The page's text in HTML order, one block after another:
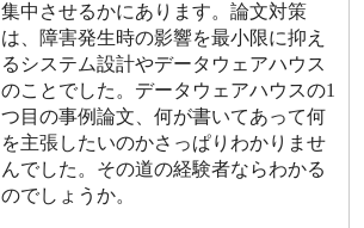
集中させるかにあります。論文対策
は、障害発生時の影響を最小限に抑え
るシステム設計やデータウェアハウス
のことでした。データウェアハウスの1
つ目の事例論文、何が書いてあって何
を主張したいのかさっぱりわかりませ
んでした。その道の経験者ならわかる
のでしょうか。